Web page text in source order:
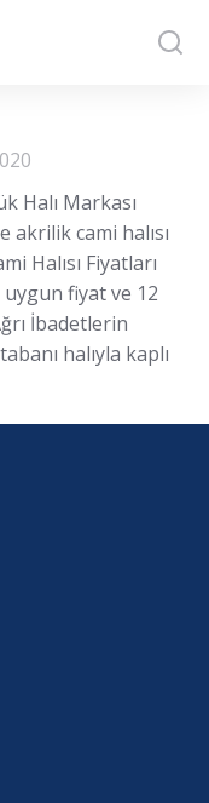
Halı Markası
akrilik cami halısı
Halısı Fiyatları
fiyat ve 12
İbadetlerin
halıyla kaplı